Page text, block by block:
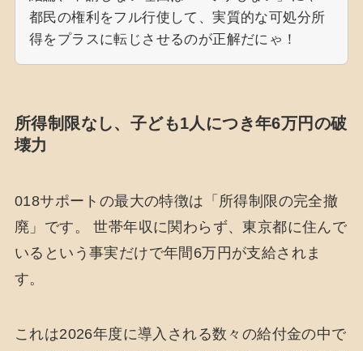
都民の権利をフル行使して、実質的な可処分所
得をプラスに転じさせるのが正解だにゃ！
所得制限なし、子ども1人につき年6万円の破
壊力
018サポートの最大の特徴は「所得制限の完全撤
廃」です。 世帯年収に関わらず、東京都に住んで
いるという事実だけで年間6万円が支給されま
す。
これは2026年度に導入される数々の給付金の中で